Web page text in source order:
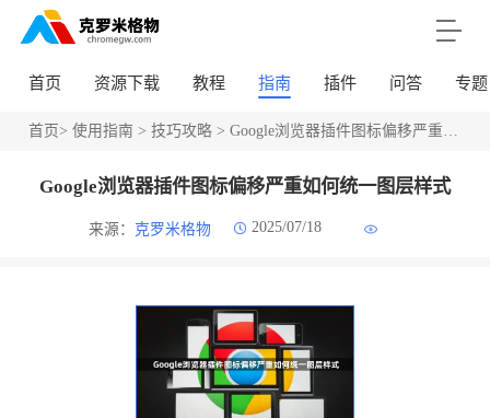
首页 资源下载 教程 指南 插件 问答 专题
首页> 使用指南 > 技巧攻略> Google浏览器插件图标偏移严重如何统一图层样式
Google浏览器插件图标偏移严重如何统一图层样式
来源： 克罗米格物 2025/07/18